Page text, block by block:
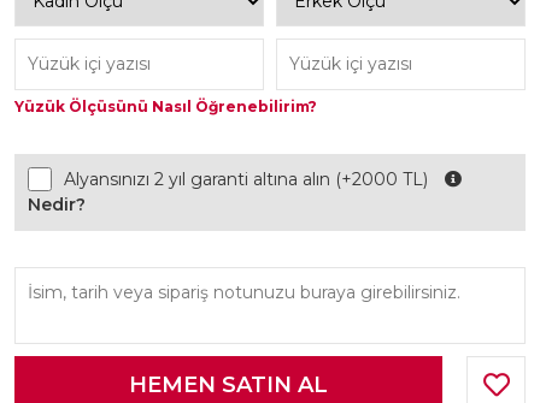
Yüzük Ölçüsünü Nasıl Öğrenebilirim?
Alyansınızı 2 yıl garanti altına alın (+2000 TL)
Nedir?